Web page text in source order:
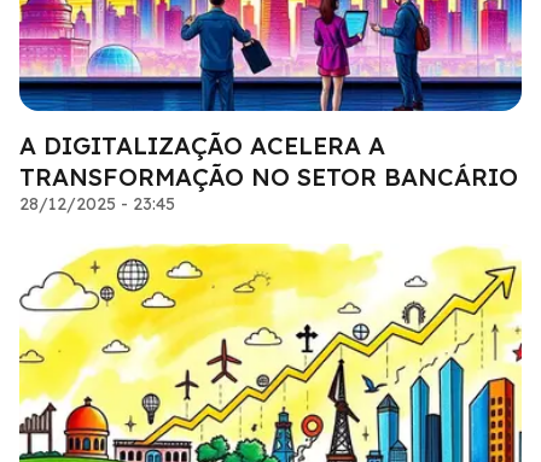
A DIGITALIZAÇÃO ACELERA A
TRANSFORMAÇÃO NO SETOR BANCÁRIO
28/12/2025 - 23:45